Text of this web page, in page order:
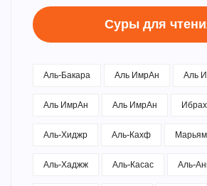
Суры для
Аль-Бакара Аль ИмрАн
Аль
Аль ИмрАн
Аль ИмрАн
Аль-Хиджр
Аль-Кахф
Марьям
Аль-Хаджж
Аль-Касас
Аль-